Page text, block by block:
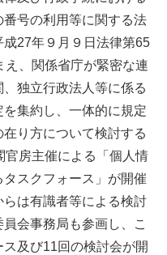
号の利用等に関する法
27年９月９日法律第65
、関係省庁が緊密な連
独立行政法人等に係る
集約し、一体的に規定
り方について検討する
官房主催による「個人情
スクフォース」が開催
は有識者等による検討
会事務局も参画し、こ
及び11回の検討会が開